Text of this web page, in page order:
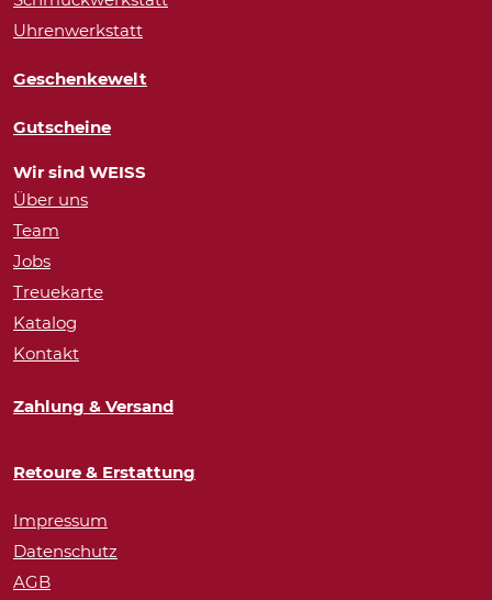
Uhrenwerkstatt
Geschenkewelt
Gutscheine
Wir sind WEISS
Über uns
Team
Jobs
Treuekarte
Katalog
Kontakt
Zahlung & Versand
Retoure & Erstattung
Impressum
Datenschutz
AGB